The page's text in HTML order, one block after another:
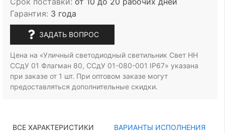
Гарантия: 3 года
ЗАДАТЬ ВОПРОС
Цена на «Уличный светодиодный светильник Свет НН
ССдУ 01 Флагман 80, ССдУ 01-080-001 IP67» указана
при заказе от 1 шт. При оптовом заказе могут
предоставляться дополнительные скидки.
ВСЕ ХАРАКТЕРИСТИКИ
ВАРИАНТЫ ИСПОЛНЕНИЯ